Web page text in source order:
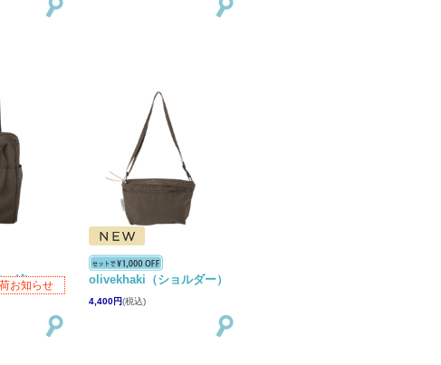
グ）
お知らせ olivekhaki（ショルダー）
4,400円(税込)